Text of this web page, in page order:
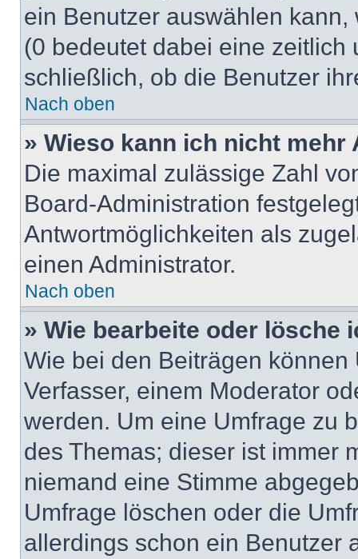
ein Benutzer auswählen
(0 bedeutet dabei eine
schließlich, ob die Benutzer
Nach oben
» Wieso kann ich nicht
Die maximal zulässige Zahl
Board-Administration
Antwortmöglichkeiten als
einen Administrator.
Nach oben
» Wie bearbeite oder lösche
Wie bei den Beiträgen
Verfasser, einem Moderator
werden. Um eine Umfrage zu
des Themas; dieser ist immer
niemand eine Stimme
Umfrage löschen oder die
allerdings schon ein Benutzer